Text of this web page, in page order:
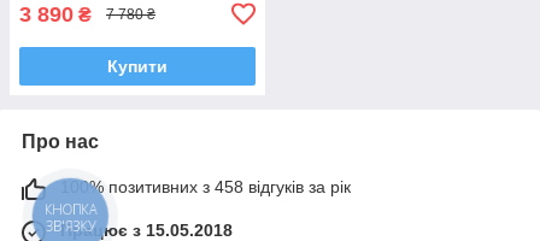
3 890 ₴ 7 780 ₴
Купити
Про нас
100% позитивних з 458 відгуків за рік
Працює з 15.05.2018
КНОПКА
ЗВ'ЯЗКУ